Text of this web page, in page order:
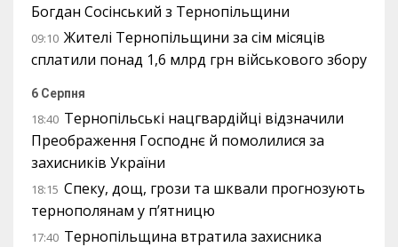
Богдан Сосінський з Тернопільщини
09:10 Жителі Тернопільщини за сім місяців
сплатили понад 1,6 млрд грн військового збору
6 Серпня
18:40 Тернопільські нацгвардійці відзначили
Преображення Господнє й помолилися за
захисників України
18:15 Спеку, дощ, грози та шквали прогнозують
тернополянам у п’ятницю
17:40 Тернопільщина втратила захисника